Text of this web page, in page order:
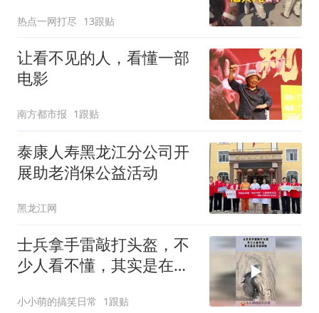
热点一网打尽 13跟贴
让看不见的人，看懂一部
电影
南方都市报 1跟贴
泰康人寿黑龙江分公司开
展助老消保公益活动
黑龙江网
士兵拿手雷敲打头盔，不
少人看不懂，其实是在开
小小萌的搞笑日常 1跟贴